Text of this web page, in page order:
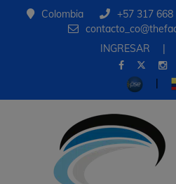
Colombia
+57 317 668
INGRESAR
|